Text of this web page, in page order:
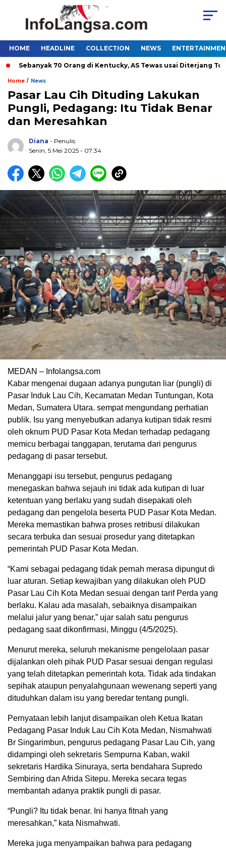
HOME HEADLINE COLLECTION NEWS
Sebanyak 70 Orang di Kentucky, AS Tewas usai Diterjang
Home / News
Pasar Lau Cih Dituding Lakukan
Pungli, Pedagang: Itu Tidak Benar
dan Meresahkan
Diana - Penulis
Senin, 5 Mei 2025 - 07:34
MEDAN – Infolangsa.com
Kabar mengenai dugaan adanya pungutan liar (pungli) di
Pasar Induk Lau Cih, Kecamatan Medan Tuntungan, Kota
Medan, Sumatera Utara. sempat mengundang perhatian
publik. Isu yang menyebutkan adanya kutipan tidak resmi
oleh oknum PUD Pasar Kota Medan terhadap pedagang
memicu berbagai tanggapan, terutama dari pengurus
pedagang di pasar tersebut.
Menanggapi isu tersebut, pengurus pedagang
menegaskan bahwa sejauh ini tidak ada kutipan di luar
ketentuan yang berlaku yang sudah disepakati oleh
pedagang dan pengelola beserta PUD Pasar Kota Medan.
Mereka memastikan bahwa proses retribusi dilakukan
secara terbuka dan sesuai prosedur yang ditetapkan
pemerintah PUD Pasar Kota Medan.
“Kami sebagai pedagang tidak pernah merasa dipungut di
luar aturan. Setiap kewajiban yang dilakukan oleh PUD
Pasar Lau Cih Kota Medan sesuai dengan tarif Perda yang
berlaku. Kalau ada masalah, sebaiknya disampaikan
melalui jalur yang benar,” ujar salah satu pengurus
pedagang saat dikonfirmasi, Minggu (4/5/2025).
Menurut mereka, seluruh mekanisme pengelolaan pasar
dijalankan oleh pihak PUD Pasar sesuai dengan regulasi
yang telah ditetapkan pemerintah kota. Tidak ada tindakan
sepihak ataupun penyalahgunaan wewenang seperti yang
dituduhkan dalam isu yang beredar tentang pungli.
Pernyataan lebih lanjut disampaikan oleh Ketua Ikatan
Pedagang Pasar Induk Lau Cih Kota Medan, Nismahwati
Br Singarimbun, pengurus pedagang Pasar Lau Cih, yang
didampingi oleh sekretaris Sempurna Kaban, wakil
sekretaris Hardika Sinuraya, serta bendahara Supredo
Sembiring dan Afrida Sitepu. Mereka secara tegas
membantah adanya praktik pungli di pasar.
“Pungli? Itu tidak benar. Ini hanya fitnah yang
meresahkan,” kata Nismahwati.
Mereka juga menyampaikan bahwa para pedagang